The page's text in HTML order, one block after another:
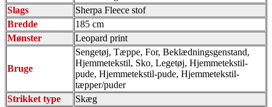
Slags
Sherpa Fleece stof
Bredde
185 cm
Mønster
Leopard print
Bruge
Sengetøj, Tæppe, For, Beklædningsgenstand,
Hjemmetekstil, Sko, Legetøj, Hjemmetekstil-
pude, Hjemmetekstil-pude, Hjemmetekstil-
tæpper/puder
Strikket type
Skæg